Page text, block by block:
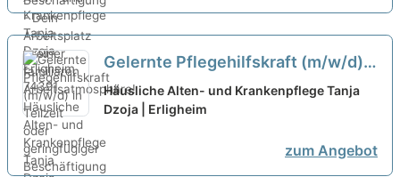
Gelernte Pflegehilfskraft (m/w/d)
in Teilzeit oder geringfügiger
Beschäftigung - Dein Arbeitsplatz
neu
Häusliche Alten- und Krankenpflege Tanja
Dzoja | Erligheim
zum Angebot